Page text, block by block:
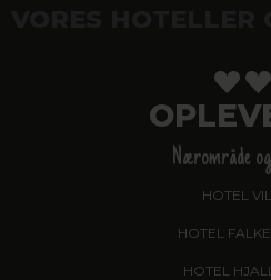
Nærområde
HOTEL
HOTEL
HOTEL